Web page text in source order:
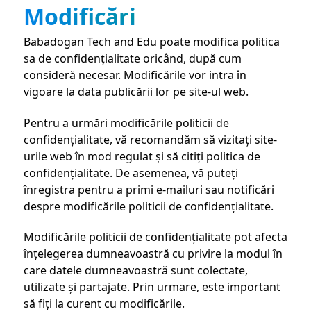
Modificări
Babadogan Tech and Edu poate modifica politica
sa de confidențialitate oricând, după cum
consideră necesar. Modificările vor intra în
vigoare la data publicării lor pe site-ul web.
Pentru a urmări modificările politicii de
confidențialitate, vă recomandăm să vizitați site-
urile web în mod regulat și să citiți politica de
confidențialitate. De asemenea, vă puteți
înregistra pentru a primi e-mailuri sau notificări
despre modificările politicii de confidențialitate.
Modificările politicii de confidențialitate pot afecta
înțelegerea dumneavoastră cu privire la modul în
care datele dumneavoastră sunt colectate,
utilizate și partajate. Prin urmare, este important
să fiți la curent cu modificările.